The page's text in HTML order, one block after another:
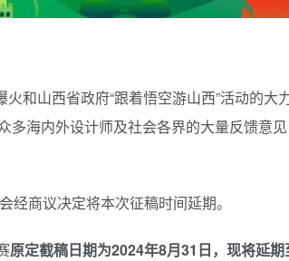
和山西省政府“跟着悟空游山西”活动的大
多海内外设计师及社会各界的大量反馈意
商议决定将本次征稿时间延期。
原定截稿日期为2024年8月31日，现将延